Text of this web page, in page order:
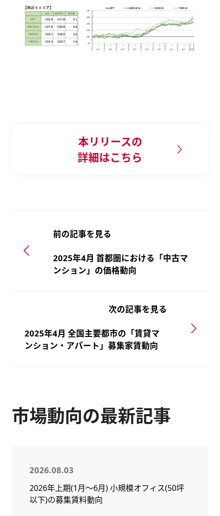
本リリースの
詳細はこちら
前の記事を見る
2025年4月 首都圏における「中古マ
ンション」の価格動向
次の記事を見る
2025年4月 全国主要都市の「賃貸マ
ンション・アパート」募集家賃動向
市場動向の最新記事
2026.08.03
2026年上期(1月～6月) 小規模オフィス(50坪
以下)の募集賃料動向